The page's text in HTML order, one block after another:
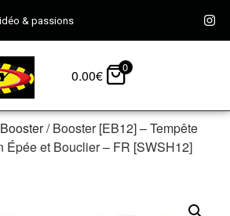
& passions
0.00€ 0
Booster/ Booster [EB12] – Tempête
Épée et Bouclier – FR [SWSH12]